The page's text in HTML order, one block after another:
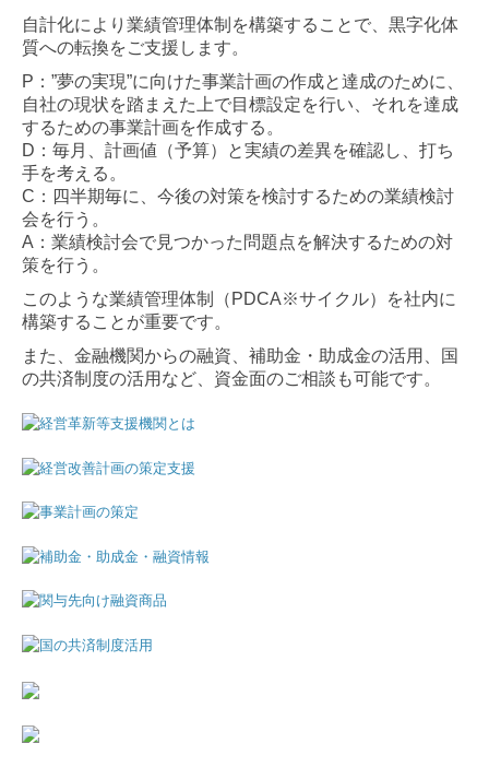
自計化により業績管理体制を構築することで、黒字化体
質への転換をご支援します。
P：”夢の実現”に向けた事業計画の作成と達成のために、
自社の現状を踏まえた上で目標設定を行い、それを達成
するための事業計画を作成する。
D：毎月、計画値（予算）と実績の差異を確認し、打ち
手を考える。
C：四半期毎に、今後の対策を検討するための業績検討
会を行う。
A：業績検討会で見つかった問題点を解決するための対
策を行う。
このような業績管理体制（PDCA※サイクル）を社内に
構築することが重要です。
また、金融機関からの融資、補助金・助成金の活用、国
の共済制度の活用など、資金面のご相談も可能です。